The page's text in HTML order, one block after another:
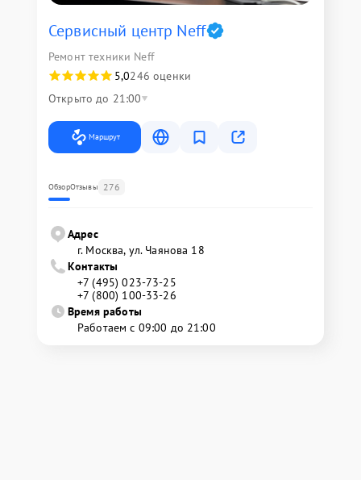
Сервисный центр Neff
Ремонт техники Neff
5,0246 оценки
Открыто до 21:00
Маршрут
ОбзорОтзывы 276
Адрес
г. Москва, ул. Чаянова 18
Контакты
+7 (495) 023-73-25
+7 (800) 100-33-26
Время работы
Работаем с 09:00 до 21:00